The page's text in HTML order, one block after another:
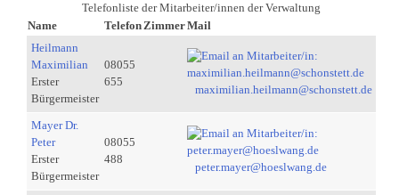
Telefonliste der Mitarbeiter/innen der Verwaltung
Name
Telefon ZimmerMail
Heilmann
Maximilian
Erster
Bürgermeister
08055
655
maximilian.heilmann@schonstett.de
Mayer Dr.
Peter
Erster
Bürgermeister
08055
488
peter.mayer@hoeslwang.de